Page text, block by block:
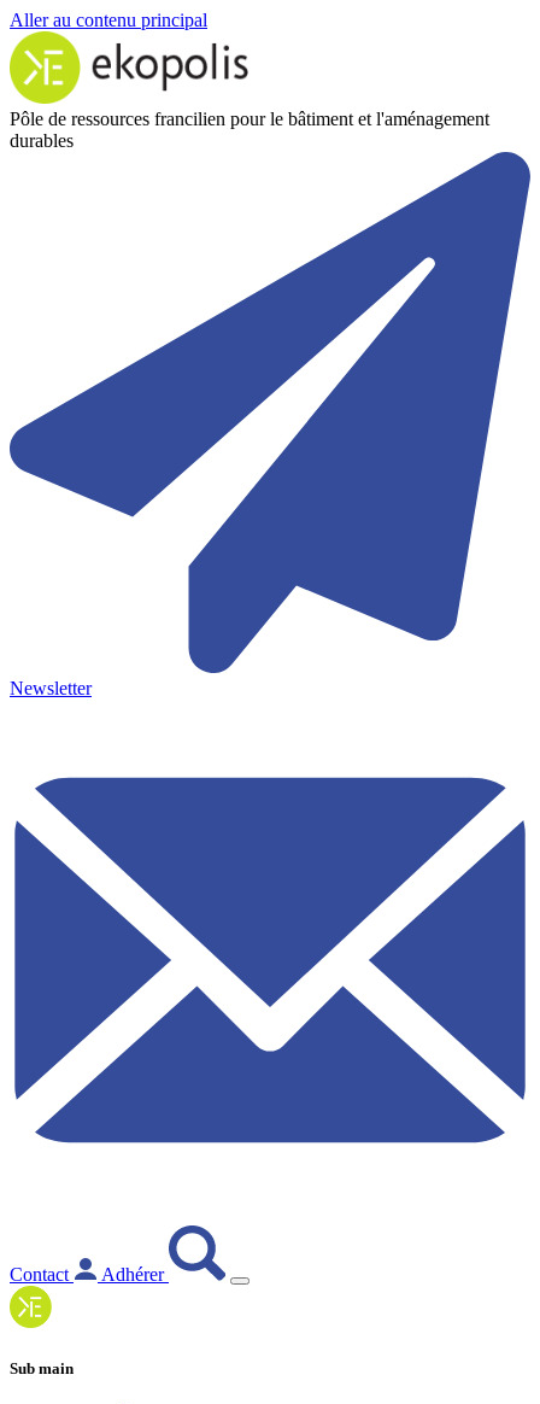
Aller au contenu principal
Pôle de ressources francilien pour le bâtiment et l'aménagement
durables
Newsletter
Contact Adhérer
Sub main